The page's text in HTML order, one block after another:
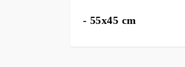
- 55x45 cm